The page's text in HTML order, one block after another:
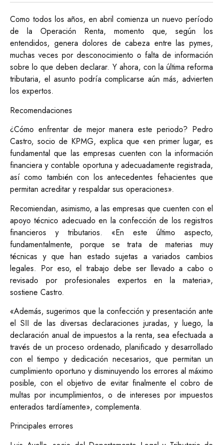
Como todos los años, en abril comienza un nuevo período
de la Operación Renta, momento que, según los
entendidos, genera dolores de cabeza entre las pymes,
muchas veces por desconocimiento o falta de información
sobre lo que deben declarar. Y ahora, con la última reforma
tributaria, el asunto podría complicarse aún más, advierten
los expertos.
Recomendaciones
¿Cómo enfrentar de mejor manera este periodo? Pedro
Castro, socio de KPMG, explica que «en primer lugar, es
fundamental que las empresas cuenten con la información
financiera y contable oportuna y adecuadamente registrada,
así como también con los antecedentes fehacientes que
permitan acreditar y respaldar sus operaciones».
Recomiendan, asimismo, a las empresas que cuenten con el
apoyo técnico adecuado en la confección de los registros
financieros y tributarios. «En este último aspecto,
fundamentalmente, porque se trata de materias muy
técnicas y que han estado sujetas a variados cambios
legales. Por eso, el trabajo debe ser llevado a cabo o
revisado por profesionales expertos en la materia»,
sostiene Castro.
«Además, sugerimos que la confección y presentación ante
el SII de las diversas declaraciones juradas, y luego, la
declaración anual de impuestos a la renta, sea efectuada a
través de un proceso ordenado, planificado y desarrollado
con el tiempo y dedicación necesarios, que permitan un
cumplimiento oportuno y disminuyendo los errores al máximo
posible, con el objetivo de evitar finalmente el cobro de
multas por incumplimientos, o de intereses por impuestos
enterados tardíamente», complementa.
Principales errores